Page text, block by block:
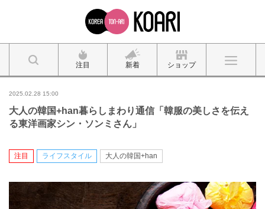
注目 新着 ショップ
2025.02.28 15:00
大人の韓国+han暮らしまわり通信「韓服の美しさを伝え
る東洋画家シン・ソンミさん」
注目 ライフスタイル 大人の韓国+han